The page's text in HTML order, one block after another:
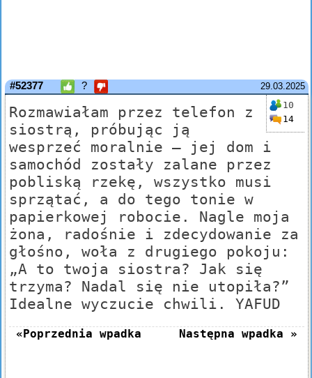
29.03.2025
#52377 ?
10
14
Rozmawiałam przez telefon z
siostrą, próbując ją
wesprzeć moralnie — jej dom i
samochód zostały zalane przez
pobliską rzekę, wszystko musi
sprzątać, a do tego tonie w
papierkowej robocie. Nagle moja
żona, radośnie i zdecydowanie za
głośno, woła z drugiego pokoju:
„A to twoja siostra? Jak się
trzyma? Nadal się nie utopiła?”
Idealne wyczucie chwili. YAFUD
«Poprzednia wpadka Następna wpadka »